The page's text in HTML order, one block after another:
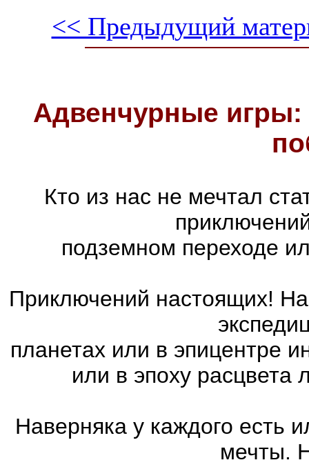
<< Предыдущий
Адвенчурные
Кто из нас не мечтал
подземном переходе
Приключений настоящих! На
планетах или в эпицентре
или в эпоху
Наверняка у каждого есть
мечты.